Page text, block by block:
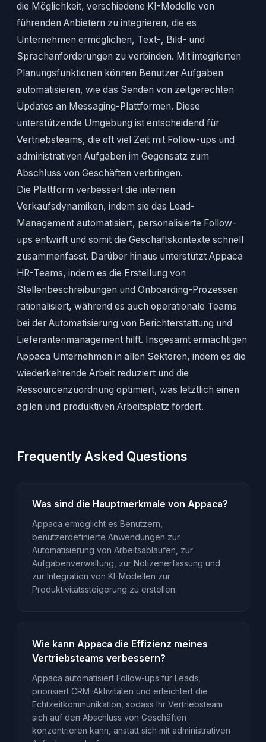
die Möglichkeit, verschiedene KI-Modelle von
führenden Anbietern zu integrieren, die es
Unternehmen ermöglichen, Text-, Bild- und
Sprachanforderungen zu verbinden. Mit integrierten
Planungsfunktionen können Benutzer Aufgaben
automatisieren, wie das Senden von zeitgerechten
Updates an Messaging-Plattformen. Diese
unterstützende Umgebung ist entscheidend für
Vertriebsteams, die oft viel Zeit mit Follow-ups und
administrativen Aufgaben im Gegensatz zum
Abschluss von Geschäften verbringen.
Die Plattform verbessert die internen
Verkaufsdynamiken, indem sie das Lead-
Management automatisiert, personalisierte Follow-
ups entwirft und somit die Geschäftskontexte schnell
zusammenfasst. Darüber hinaus unterstützt Appaca
HR-Teams, indem es die Erstellung von
Stellenbeschreibungen und Onboarding-Prozessen
rationalisiert, während es auch operationale Teams
bei der Automatisierung von Berichterstattung und
Lieferantenmanagement hilft. Insgesamt ermächtigen
Appaca Unternehmen in allen Sektoren, indem es die
wiederkehrende Arbeit reduziert und die
Ressourcenzuordnung optimiert, was letztlich einen
agilen und produktiven Arbeitsplatz fördert.
Frequently Asked Questions
Was sind die Hauptmerkmale von Appaca?
Appaca ermöglicht es Benutzern,
benutzerdefinierte Anwendungen zur
Automatisierung von Arbeitsabläufen, zur
Aufgabenverwaltung, zur Notizenerfassung und
zur Integration von KI-Modellen zur
Produktivitätssteigerung zu erstellen.
Wie kann Appaca die Effizienz meines
Vertriebsteams verbessern?
Appaca automatisiert Follow-ups für Leads,
priorisiert CRM-Aktivitäten und erleichtert die
Echtzeitkommunikation, sodass Ihr Vertriebsteam
sich auf den Abschluss von Geschäften
konzentrieren kann, anstatt sich mit administrativen